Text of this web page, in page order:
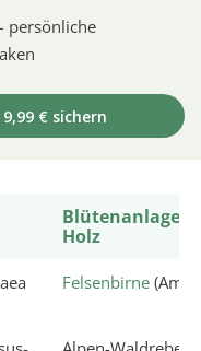
persönliche
€ sichern
Blütenanlage
Holz
Felsenbirne